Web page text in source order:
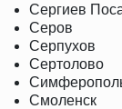
Сергиев
Серов
Серпухов
Сертолово
Смоленск